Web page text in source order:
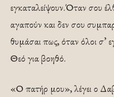
εγκαταλείψουν.Όταν σου
αγαπούν και δεν σου
θυμάσαι πως, όταν όλοι σ’
Θεό για βοηθό.
«Ο πατήρ μου», λέγει ο